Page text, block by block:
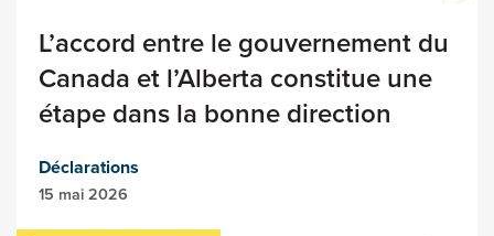
L’accord entre le gouvernement du
Canada et l’Alberta constitue une
étape dans la bonne direction
Déclarations
15 mai 2026